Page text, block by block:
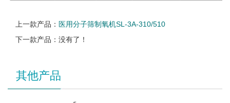
上一款产品： 医用分子筛制氧机SL-3A-310/510
下一款产品：没有了！
其他产品